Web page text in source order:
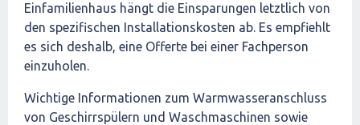
Einfamilienhaus hängt die Einsparungen letztlich von
den spezifischen Installationskosten ab. Es empfiehlt
es sich deshalb, eine Offerte bei einer Fachperson
einzuholen.
Wichtige Informationen zum Warmwasseranschluss
von Geschirrspülern und Waschmaschinen sowie